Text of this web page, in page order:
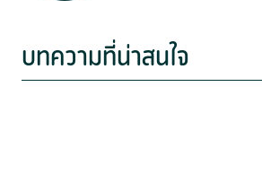
บทความที่น่าสนใจ